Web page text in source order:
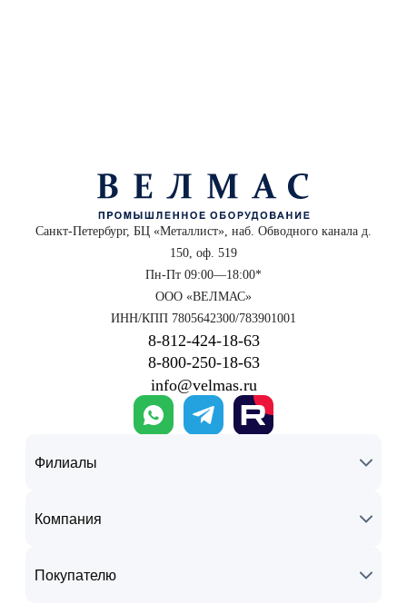
Санкт-Петербург, БЦ «Металлист», наб. Обводного канала д.
150, оф. 519
Пн-Пт 09:00—18:00*
ООО «ВЕЛМАС»
ИНН/КПП 7805642300/783901001
8‑812‑424‑18‑63
8‑800‑250‑18‑63
info@velmas.ru
Филиалы
Компания
Покупателю